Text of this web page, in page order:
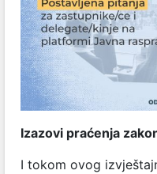
Izazovi praćenja
I tokom ovog